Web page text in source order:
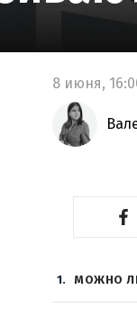
8 июня,
1 МОЖНО